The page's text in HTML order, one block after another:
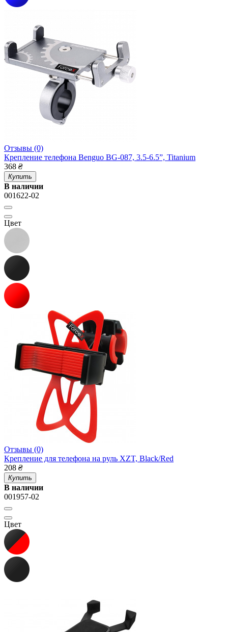
Отзывы (0)
Крепление телефона Benguo BG-087, 3.5-6.5”, Titanium
368 ₴
Купить
В наличии
001622-02
Цвет
Отзывы (0)
Крепление для телефона на руль XZT, Black/Red
208 ₴
Купить
В наличии
001957-02
Цвет